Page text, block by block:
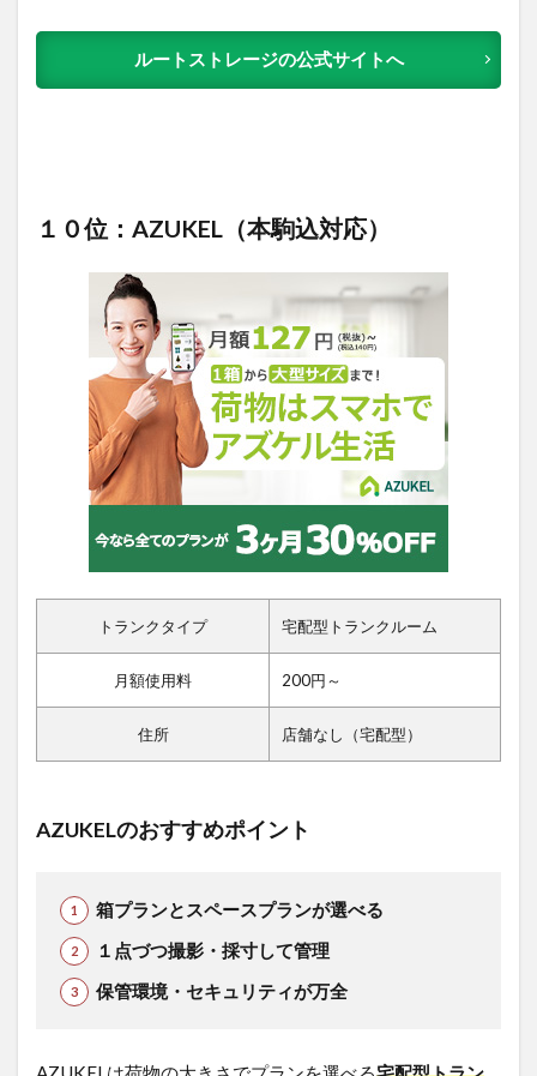
ルートストレージの公式サイトへ
１０位：AZUKEL（本駒込対応）
トランクタイプ 宅配型トランクルーム
月額使用料 200円～
住所 店舗なし（宅配型）
AZUKELのおすすめポイント
箱プランとスペースプランが選べる
１点づつ撮影・採寸して管理
保管環境・セキュリティが万全